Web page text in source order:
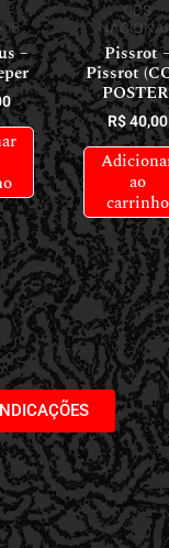
–
CDS
Pissrot
Pissrot
R$40,00
ao
carrinho